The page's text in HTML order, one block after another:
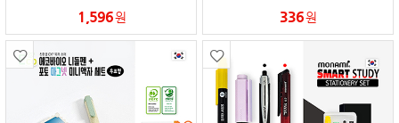
1,596원 336원